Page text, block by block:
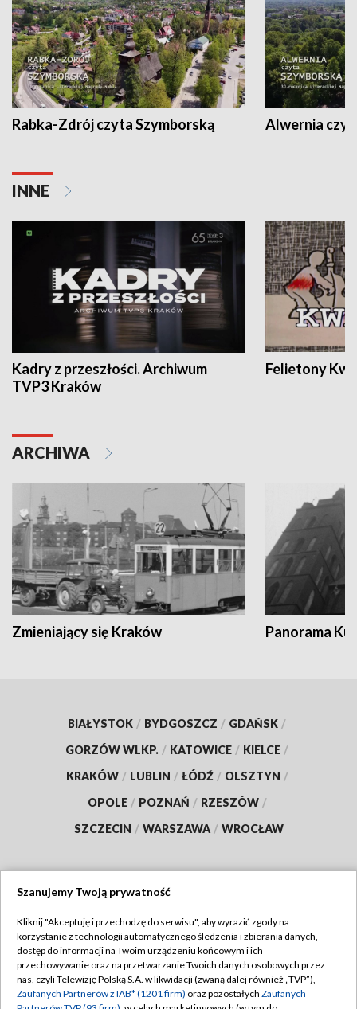
Rabka-Zdrój czyta Szymborską Alwernia
INNE
Kadry z przeszłości. Archiwum
TVP3 Kraków
Felietony
ARCHIWA
Zmieniający się Kraków Panorama
BIAŁYSTOK / BYDGOSZCZ / GDAŃSK /
GORZÓW WLKP. / KATOWICE / KIELCE /
KRAKÓW / LUBLIN / ŁÓDŹ / OLSZTYN /
OPOLE / POZNAŃ / RZESZÓW /
SZCZECIN / WARSZAWA / WROCŁAW
TVP
Abonament TVP
Emisja w TVP
Regulamin TVP
Polityka prywatności
Szanujemy Twoją prywatność
Kliknij "Akceptuję i przechodzę do serwisu", aby wyrazić zgody na
korzystanie z technologii automatycznego śledzenia i zbierania danych,
dostęp do informacji na Twoim urządzeniu końcowym i ich
przechowywanie oraz na przetwarzanie Twoich danych osobowych przez
nas, czyli Telewizję Polską S.A. w likwidacji (zwaną dalej również „TVP”),
Zaufanych Partnerów z IAB* (1201 firm) oraz pozostałych Zaufanych